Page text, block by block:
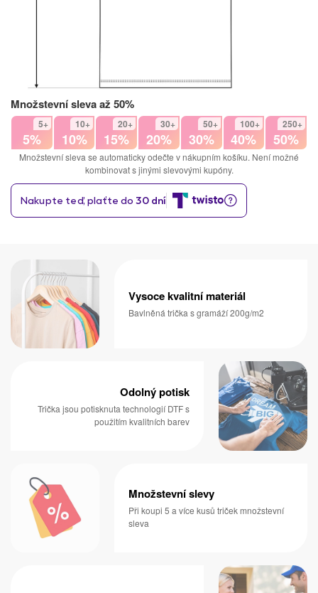
Množstevní sleva až 50%
5+
5%
10+
10%
20+
15%
30+
20%
50+
30%
100+
40%
250+
50%
Množstevní sleva se automaticky odečte v nákupním košíku. Není možné
kombinovat s jinými slevovými kupóny.
Vysoce kvalitní materiál
Bavlněná trička s gramáží 200g/m2
Odolný potisk
Trička jsou potisknuta technologií DTF s
použitím kvalitních barev
Množstevní slevy
Při koupi 5 a více kusů triček množstevní
sleva